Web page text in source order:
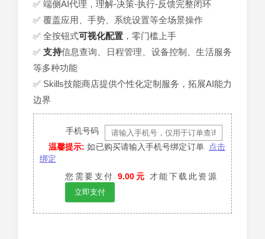
✅ 端侧AI代理，理解-决策-执行-反馈完整闭环
✅ 覆盖应用、手势、系统设置等全场景操作
✅ 全按钮式可视化配置 ，零门槛上手
✅支持信息查询、日程管理、设备控制、生活服务
等多种功能
✅ Skills技能商店提供个性化定制服务，拓展AI能力
边界
手机号码
温馨提示: 如已购买请输入手机号绑定订单
点击
绑定
您需要支付9.00元 才能下载此资源
立即支付